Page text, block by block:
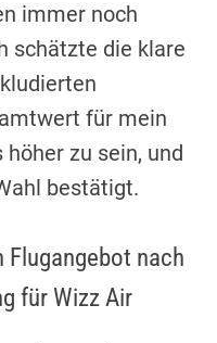
immer noch
schätzte die klare
für mein
zu sein, und
bestätigt.
Flugangebot nach
für Wizz Air